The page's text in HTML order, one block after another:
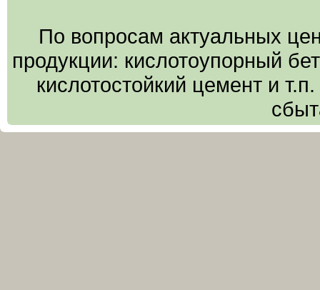
По вопросам актуальных
продукции: кислотоупорный
кислотостойкий цемент и